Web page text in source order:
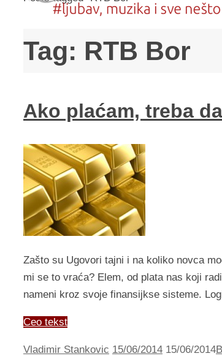
Tag: RTB Bor
Ako plaćam, treba
Zašto su Ugovori tajni i na koliko novca
mi se to vraća? Elem, od plata nas koji
nameni kroz svoje finansijkse sisteme.
Ceo tekst
Vladimir Stankovic 15/06/2014 15/06/2014